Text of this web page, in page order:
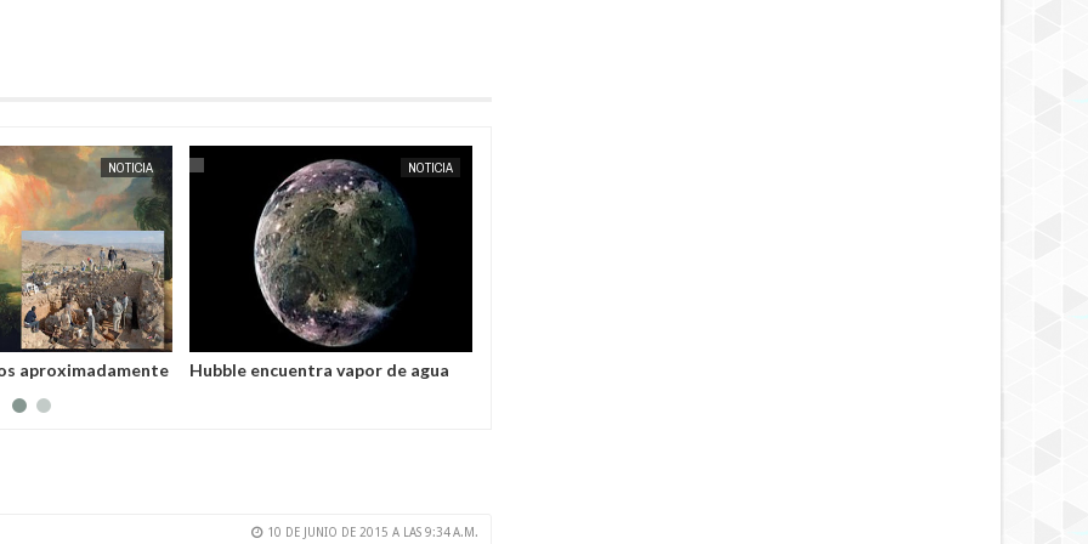
OCT
NOTICIA
aproximadamente
misteriosa
NOTICIA
Hubble encuentra vapor de agua
10 DE JUNIO DE 2015 A LAS 9:34 A.M.